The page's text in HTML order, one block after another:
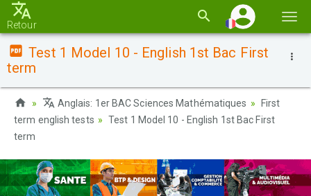
la
Retour
Test 1 Model 10 - English 1st Bac First
term
Anglais: 1er BAC Sciences Mathématiques
First
term english tests
Test 1 Model 10 - English 1st Bac First
term